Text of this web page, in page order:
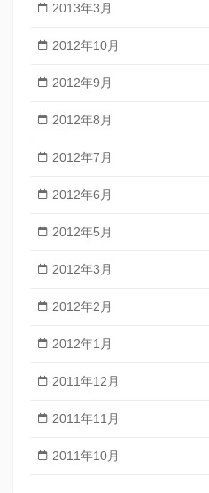
2013年3月
2012年10月
2012年9月
2012年8月
2012年7月
2012年6月
2012年5月
2012年3月
2012年2月
2012年1月
2011年12月
2011年11月
2011年10月